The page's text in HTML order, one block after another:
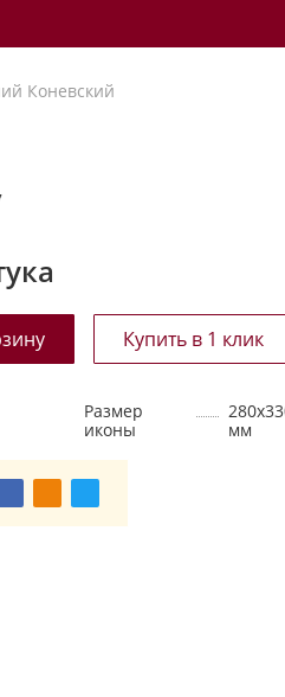
Коневский
Размер
иконы
мм